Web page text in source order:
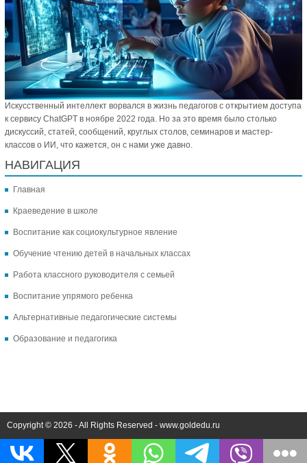
Искусственный интеллект ворвался в жизнь педагогов с открытием доступа
к сервису ChatGPT в ноябре 2022 года. Но за это время было столько
дискуссий, статей, сообщений, круглых столов, семинаров и мастер-
классов о ИИ, что кажется, он с нами уже давно.
НАВИГАЦИЯ
Главная
Краеведение в школе
Воспитание как социокультурное явление
Обучение чтению детей в начальных классах
Работа классного руководителя с семьей
Воспитание упрямого ребенка
Альтернативные педагогические системы
Образование и педагогика
Copyright © 2026 - All Rights Reserved - www.goldedu.ru